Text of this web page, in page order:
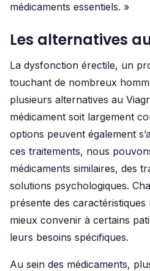
médicaments essentiels. »
Les alternatives
La dysfonction érectile, un
touchant de nombreux
plusieurs alternatives au
médicament soit largement
options peuvent également
ces traitements, nous
médicaments similaires, des
solutions psychologiques.
présente des
mieux convenir à certains
leurs besoins spécifiques.
Au sein des médicaments,